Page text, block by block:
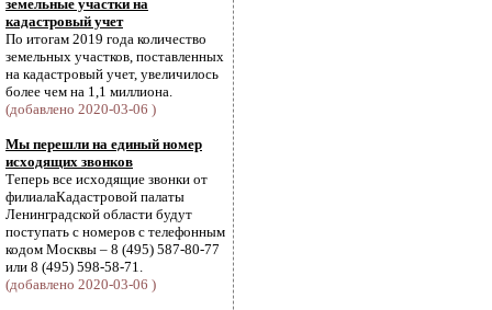
земельные участки на
кадастровый учет
По итогам 2019 года количество
земельных участков, поставленных
на кадастровый учет, увеличилось
более чем на 1,1 миллиона.
(добавлено 2020-03-06 )
Мы перешли на единый номер
исходящих звонков
Теперь все исходящие звонки от
филиалаКадастровой палаты
Ленинградской области будут
поступать с номеров с телефонным
кодом Москвы – 8 (495) 587-80-77
или 8 (495) 598-58-71.
(добавлено 2020-03-06 )